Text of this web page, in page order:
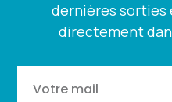
dernières sorties
directement